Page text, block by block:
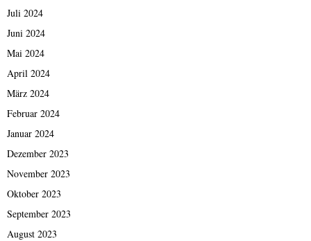
Juli 2024
Juni 2024
Mai 2024
April 2024
März 2024
Februar 2024
Januar 2024
Dezember 2023
November 2023
Oktober 2023
September 2023
August 2023